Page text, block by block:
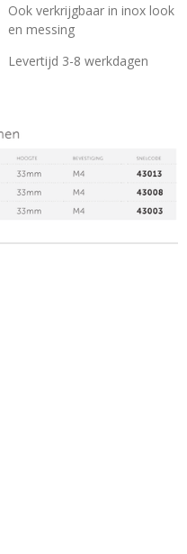
Ook verkrijgbaar in inox look
en messing
Levertijd 3-8 werkdagen